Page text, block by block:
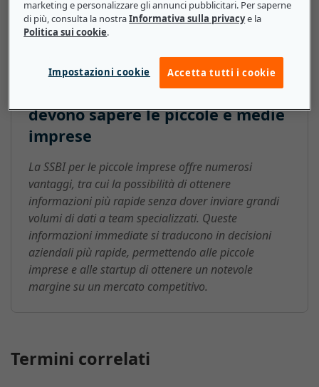
(Self-Service Business
Intelligence, SSBI): ecco cosa
devono sapere le piccole e medie
imprese
La SSBI per le piccole imprese offre numerosi
vantaggi, tra cui la possibilità di ottenere
informazioni più rapide senza dover inviare grandi
volumi di dati a team specializzati. Queste
informazioni immediate si traducono in decisioni
aziendali più rapide, permettendo alle piccole
imprese e alle startup di ottenere un notevole
margine su un mercato competitivo.
Termini correlati
marketing e personalizzare gli annunci pubblicitari. Per saperne
di più, consulta la nostraInformativa sulla privacye la
Politica sui cookie.
Impostazioni cookie Accetta tutti i cookie